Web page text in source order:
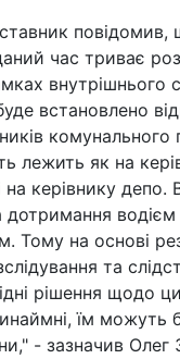
повідомив,
час триває
внутрішнього
встановлено
комунального
лежить як на
керівнику депо.
дотримання водієм
Тому на основі
та
рішення щодо
їм можуть
- зазначив Олег